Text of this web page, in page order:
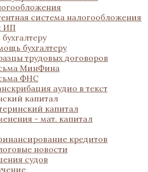
система налогообложения
ИП
бухгалтеру
трудовых договоров
МинФина
ФНС
аудио в текст
капитал
капитал
- мат. капитал
кредитов
новости
судов